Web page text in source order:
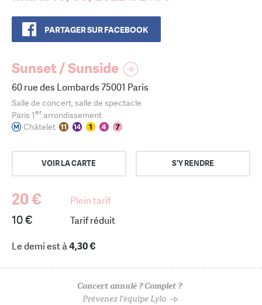
PARTAGER SUR FACEBOOK
Sunset / Sunside
60 rue des Lombards 75001 Paris
Salle de concert, salle de spectacle
Paris 1erarrondissement
Châtelet
VOIR LA CARTE S'Y RENDRE
20 € Plein tarif
10 € Tarif réduit
Le demi est à4,30 €
Concert annulé ? Complet ?
Prévenez l'équipe Lylo